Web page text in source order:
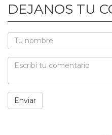
DEJANOS TU